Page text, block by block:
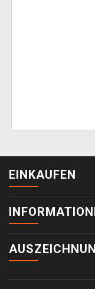
EINKAUFEN